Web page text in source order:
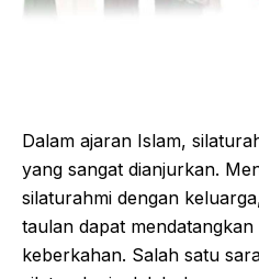
Dalam ajaran Islam,
yang sangat dianjurkan.
silaturahmi dengan
taulan dapat
keberkahan. Salah satu